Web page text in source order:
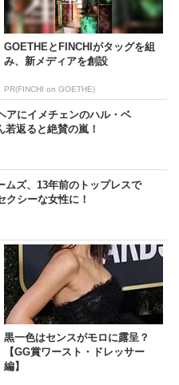
GOETHEとFINCHIがタッグを組
み、新メディアを創設
PR(FINCHI on GOETHE)
アにイメチェンのハル・ベ
若返ると絶賛の嵐！
ムズ、13年前のトップレスで
クシーな女性に！
黒一色はセンスがモロに露呈？
【GG賞ワースト・ドレッサー
編】